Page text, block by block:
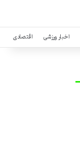
اخبار ورزشی اقتصادی